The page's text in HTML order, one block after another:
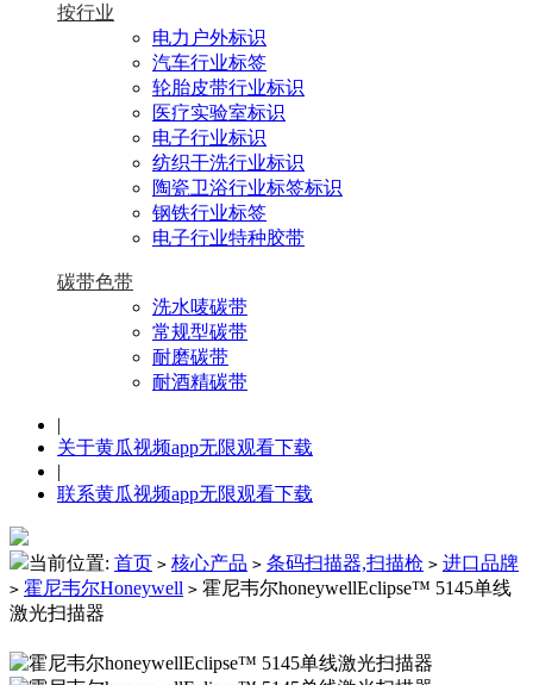
按行业
电力户外标识
汽车行业标签
轮胎皮带行业标识
医疗实验室标识
电子行业标识
纺织干洗行业标识
陶瓷卫浴行业标签标识
钢铁行业标签
电子行业特种胶带
碳带色带
洗水唛碳带
常规型碳带
耐磨碳带
耐酒精碳带
|
关于黄瓜视频app无限观看下载
|
联系黄瓜视频app无限观看下载
当前位置: 首页 > 核心产品 > 条码扫描器,扫描枪 > 进口品牌
> 霍尼韦尔Honeywell > 霍尼韦尔honeywellEclipse™ 5145单线
激光扫描器